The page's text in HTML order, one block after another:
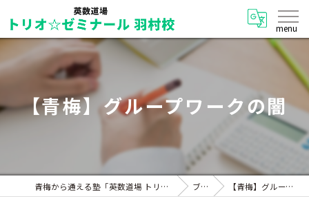
【青梅】グループワークの闇
青梅から通える塾「英数道場 トリオ☆ゼミナール 羽村校」 ブログ 【青梅】グループワークの闇